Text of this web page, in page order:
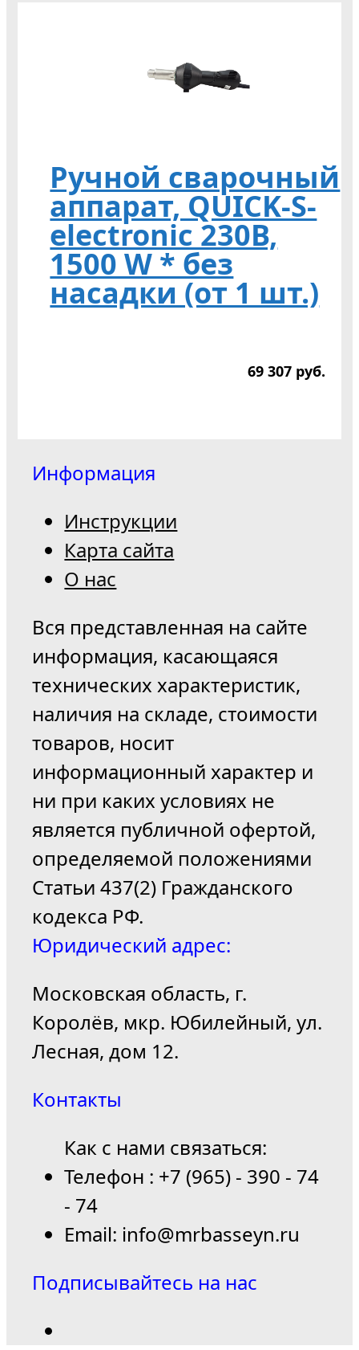
Ручной сварочный
аппарат, QUICK-S-
electronic 230В,
1500 W * без
насадки (от 1 шт.)
69 307 руб.
Информация
Инструкции
Карта сайта
О нас
Вся представленная на сайте
информация, касающаяся
технических характеристик,
наличия на складе, стоимости
товаров, носит
информационный характер и
ни при каких условиях не
является публичной офертой,
определяемой положениями
Статьи 437(2) Гражданского
кодекса РФ.
Юридический адрес:
Московская область, г.
Королёв, мкр. Юбилейный, ул.
Лесная, дом 12.
Контакты
Как с нами связаться:
Телефон : +7 (965) - 390 - 74
- 74
Email: info@mrbasseyn.ru
Подписывайтесь на нас